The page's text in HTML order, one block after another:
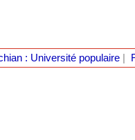
: Université populaire|